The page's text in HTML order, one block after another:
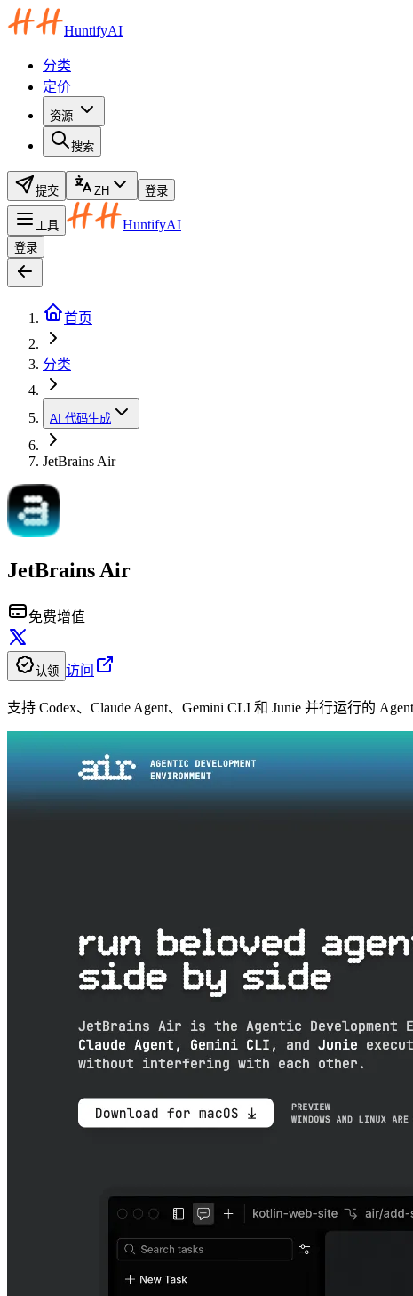
HuntifyAI
分类
定价
资源
搜索
提交 ZH 登录
工具 HuntifyAI
登录
首页
分类
AI 代码生成
JetBrains Air
JetBrains Air
免费增值
认领 访问
支持 Codex、Claude Agent、Gemini CLI 和 Junie 并行运行的